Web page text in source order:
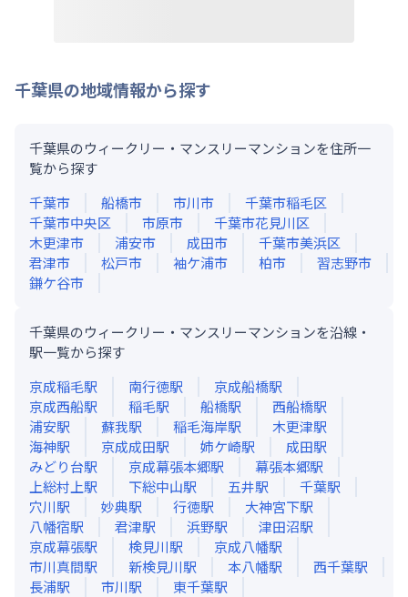
千葉県の地域情報から探す
千葉県のウィークリー・マンスリーマンションを住所一
覧から探す
千葉市
船橋市 市川市
千葉市稲毛区
千葉市中央区
市原市
千葉市花見川区
木更津市
浦安市 成田市
千葉市美浜区
君津市
松戸市 袖ケ浦市 柏市
習志野市
鎌ケ谷市
千葉県のウィークリー・マンスリーマンションを沿線・
駅一覧から探す
京成稲毛駅 南行徳駅 京成船橋駅
京成西船駅 稲毛駅 船橋駅 西船橋駅
浦安駅 蘇我駅 稲毛海岸駅 木更津駅
海神駅 京成成田駅 姉ケ崎駅 成田駅
みどり台駅 京成幕張本郷駅 幕張本郷駅
上総村上駅 下総中山駅 五井駅 千葉駅
穴川駅 妙典駅 行徳駅 大神宮下駅
八幡宿駅 君津駅 浜野駅 津田沼駅
京成幕張駅 検見川駅 京成八幡駅
市川真間駅 新検見川駅 本八幡駅 西千葉駅
長浦駅 市川駅 東千葉駅